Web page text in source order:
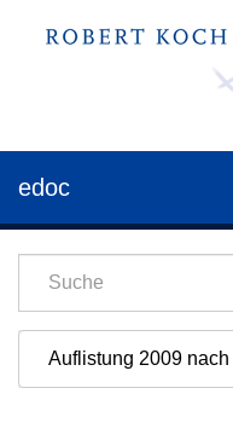
edoc
Auflistung 2009